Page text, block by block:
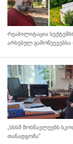
რეაბილიტაცია
არსებულ
„სსსმ მოსწავლეებს
თანადგომა“